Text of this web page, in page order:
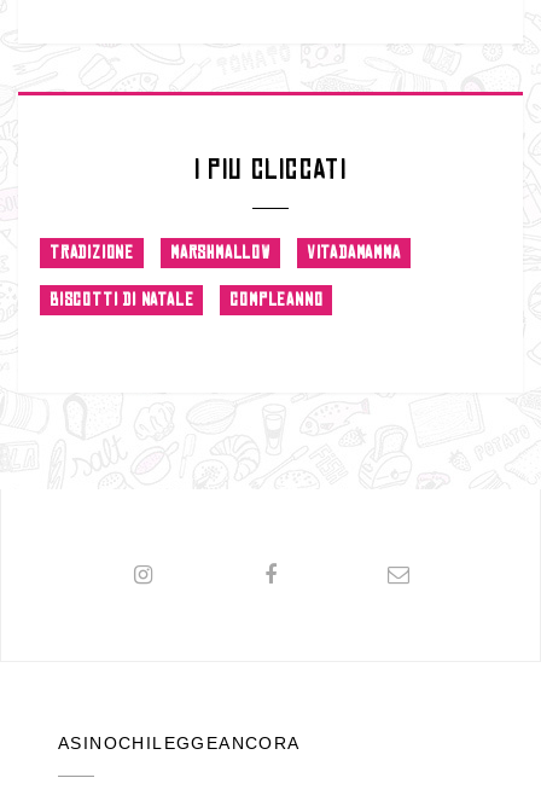
I PIU CLICCATI
TRADIZIONE MARSHMALLOW VITADAMAMMA
BISCOTTI DI NATALE COMPLEANNO
ASINOCHILEGGEANCORA